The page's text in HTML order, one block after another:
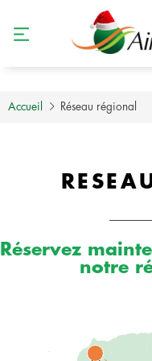
Accueil Réseau régional
Réservez
notre